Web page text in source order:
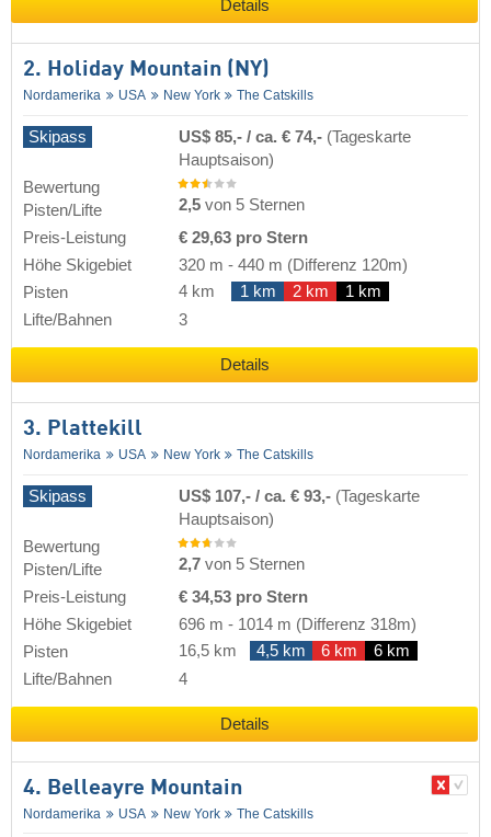
Details
2. Holiday Mountain (NY)
Nordamerika USA New York The Catskills
Skipass US$ 85,- / ca. € 74,- (Tageskarte
Hauptsaison)
Bewertung
Pisten/Lifte
2,5 von 5 Sternen
Preis-Leistung
€ 29,63 pro Stern
Höhe Skigebiet
320 m - 440 m (Differenz 120m)
Pisten
4 km 1 km 2 km
1 km
Lifte/Bahnen
3
Details
3. Plattekill
Nordamerika USA New York The Catskills
Skipass US$ 107,- / ca. € 93,- (Tageskarte
Hauptsaison)
Bewertung
Pisten/Lifte
2,7 von 5 Sternen
Preis-Leistung
€ 34,53 pro Stern
Höhe Skigebiet
696 m - 1014 m (Differenz 318m)
Pisten
16,5 km 4,5 km 6 km
6 km
Lifte/Bahnen
4
Details
4. Belleayre Mountain
Nordamerika USA New York The Catskills